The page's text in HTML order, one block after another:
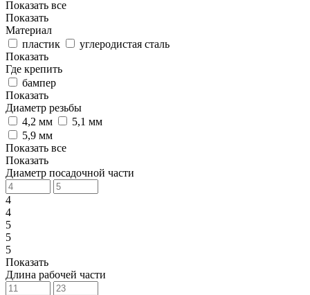
Показать все
Показать
Материал
пластик
углеродистая сталь
Показать
Где крепить
бампер
Показать
Диаметр резьбы
4,2 мм
5,1 мм
5,9 мм
Показать все
Показать
Диаметр посадочной части
4
4
5
5
5
Показать
Длина рабочей части